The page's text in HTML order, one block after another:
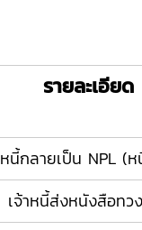
รายละเอียด
หนี้กลายเป็น NPL (ห
เจ้าหนี้ส่งหนังสือทว